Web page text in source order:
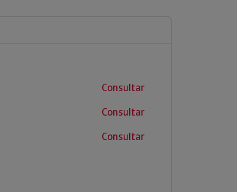
Consultar
Consultar
Consultar